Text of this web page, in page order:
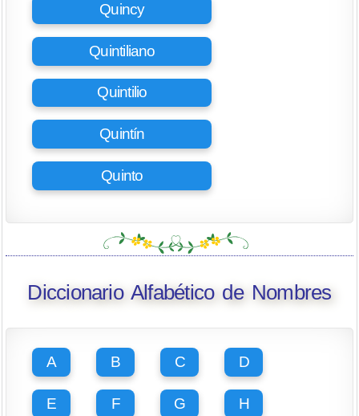
Quincy
Quintiliano
Quintilio
Quintín
Quinto
Diccionario Alfabético de Nombres
A B C D
E F G H